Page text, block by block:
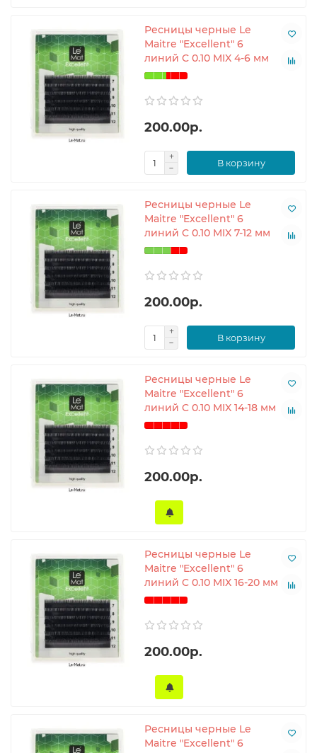
Ресницы черные Le
Maitre "Excellent" 6
линий C 0.10 MIX 4-6 мм
200.00р.
В корзину
Ресницы черные Le
Maitre "Excellent" 6
линий C 0.10 MIX 7-12 мм
200.00р.
В корзину
Ресницы черные Le
Maitre "Excellent" 6
линий C 0.10 MIX 14-18 мм
200.00р.
Ресницы черные Le
Maitre "Excellent" 6
линий C 0.10 MIX 16-20 мм
200.00р.
Ресницы черные Le
Maitre "Excellent" 6